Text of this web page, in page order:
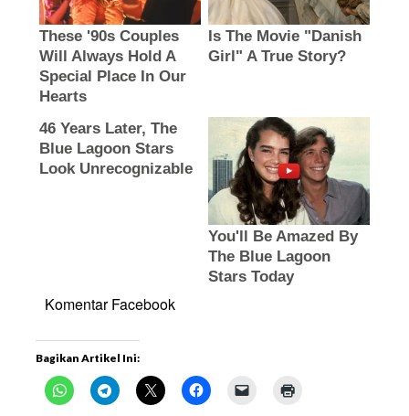
Komentar Facebook
Bagikan Artikel Ini: